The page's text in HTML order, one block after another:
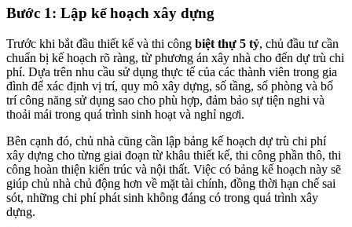
Bước 1: Lập kế hoạch xây dựng
Trước khi bắt đầu thiết kế và thi công biệt thự 5 tỷ, chủ đầu tư cần
chuẩn bị kế hoạch rõ ràng, từ phương án xây nhà cho đến dự trù chi
phí. Dựa trên nhu cầu sử dụng thực tế của các thành viên trong gia
đình để xác định vị trí, quy mô xây dựng, số tầng, số phòng và bố
trí công năng sử dụng sao cho phù hợp, đảm bảo sự tiện nghi và
thoải mái trong quá trình sinh hoạt và nghỉ ngơi.
Bên cạnh đó, chủ nhà cũng cần lập bảng kế hoạch dự trù chi phí
xây dựng cho từng giai đoạn từ khâu thiết kế, thi công phần thô, thi
công hoàn thiện kiến trúc và nội thất. Việc có bảng kế hoạch này sẽ
giúp chủ nhà chủ động hơn về mặt tài chính, đồng thời hạn chế sai
sót, những chi phí phát sinh không đáng có trong quá trình xây
dựng.